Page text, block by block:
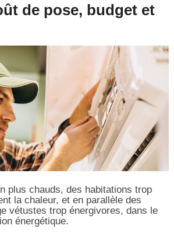
de pose, budget et
plus chauds, des habitations trop
la chaleur, et en parallèle des
vétustes trop énergivores, dans le
énergétique.